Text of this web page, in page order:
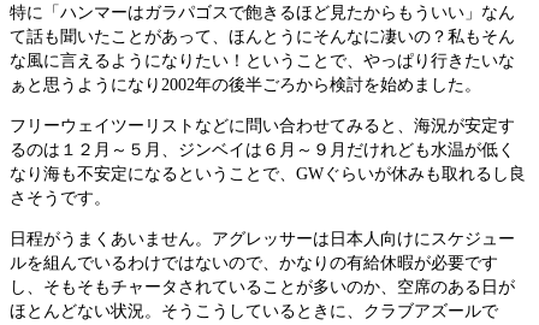
特に「ハンマーはガラパゴスで飽きるほど見たからもういい」なん
て話も聞いたことがあって、ほんとうにそんなに凄いの？私もそん
な風に言えるようになりたい！ということで、やっぱり行きたいな
ぁと思うようになり2002年の後半ごろから検討を始めました。
フリーウェイツーリストなどに問い合わせてみると、海況が安定す
るのは１２月～５月、ジンベイは６月～９月だけれども水温が低く
なり海も不安定になるということで、GWぐらいが休みも取れるし良
さそうです。
日程がうまくあいません。アグレッサーは日本人向けにスケジュー
ルを組んでいるわけではないので、かなりの有給休暇が必要です
し、そもそもチャータされていることが多いのか、空席のある日が
ほとんどない状況。そうこうしているときに、クラブアズールで